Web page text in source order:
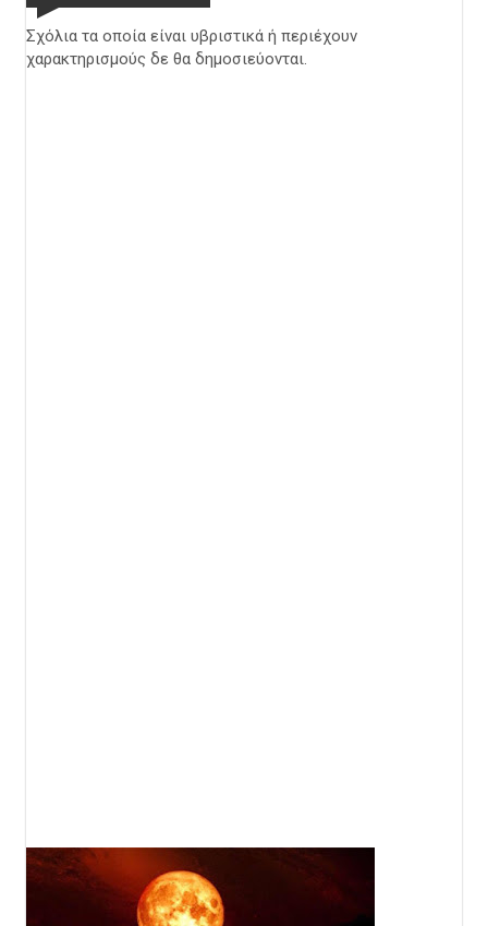
Σχόλια τα οποία είναι υβριστικά ή περιέχουν
χαρακτηρισμούς δε θα δημοσιεύονται.